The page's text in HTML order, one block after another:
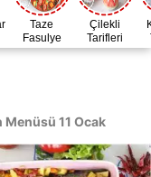
Taze
Fasulye
Zamanı
Çilekli
Tarifleri
Menüsü 11 Ocak